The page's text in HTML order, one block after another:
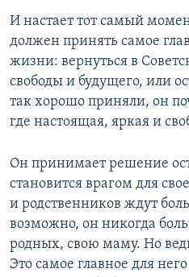
И настает тот самый
должен принять самое
жизни: вернуться в
свободы и будущего, или
так хорошо приняли, он
где настоящая, яркая и
Он принимает решение
становится врагом для
и родственников ждут
возможно, он никогда
родных, свою маму. Но
Это самое главное для